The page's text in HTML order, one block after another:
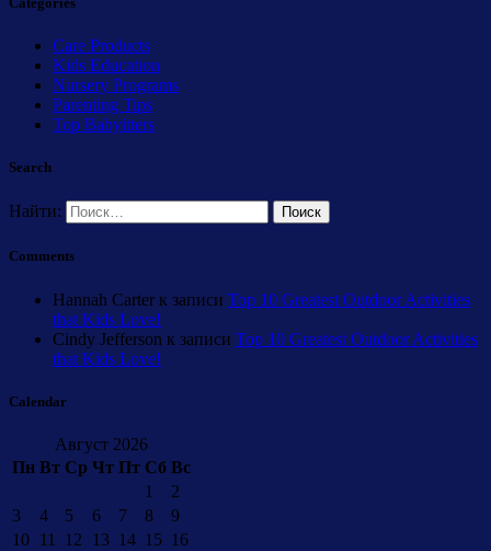
Care Products
Kids Education
Nursery Programs
Parenting Tips
Top Babyitters
Search
Найти:
Comments
Hannah Carter к записи Top 10 Greatest Outdoor Activities
that Kids Love!
Cindy Jefferson к записи Top 10 Greatest Outdoor Activities
that Kids Love!
Calendar
Август 2026
Пн Вт Ср Чт Пт Сб Вс
1
2
3
4 5 6 7 8
9
10
11 12 13 14 15 16